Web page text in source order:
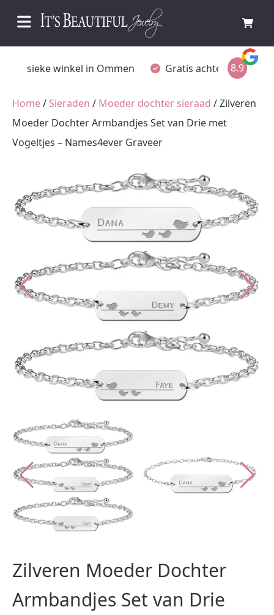
Fysieke winkel in Ommen Gratis achteraf betalen
8.9
Home/ Sieraden / Moeder dochter sieraad / Zilveren
Moeder Dochter Armbandjes Set van Drie met
Vogeltjes – Names4ever Graveer
Zilveren Moeder Dochter
Armbandjes Set van Drie